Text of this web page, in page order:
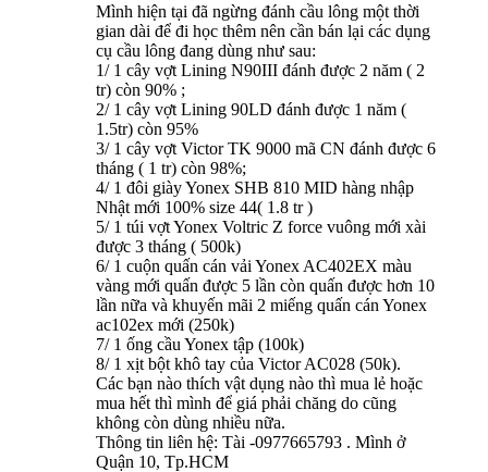
Mình hiện tại đã ngừng đánh cầu lông một thời
gian dài để đi học thêm nên cần bán lại các dụng
cụ cầu lông đang dùng như sau:
1/ 1 cây vợt Lining N90III đánh được 2 năm ( 2
tr) còn 90% ;
2/ 1 cây vợt Lining 90LD đánh được 1 năm (
1.5tr) còn 95%
3/ 1 cây vợt Victor TK 9000 mã CN đánh được 6
tháng ( 1 tr) còn 98%;
4/ 1 đôi giày Yonex SHB 810 MID hàng nhập
Nhật mới 100% size 44( 1.8 tr )
5/ 1 túi vợt Yonex Voltric Z force vuông mới xài
được 3 tháng ( 500k)
6/ 1 cuộn quấn cán vải Yonex AC402EX màu
vàng mới quấn được 5 lần còn quấn được hơn 10
lần nữa và khuyến mãi 2 miếng quấn cán Yonex
ac102ex mới (250k)
7/ 1 ống cầu Yonex tập (100k)
8/ 1 xịt bột khô tay của Victor AC028 (50k).
Các bạn nào thích vật dụng nào thì mua lẻ hoặc
mua hết thì mình để giá phải chăng do cũng
không còn dùng nhiều nữa.
Thông tin liên hệ: Tài -0977665793 . Mình ở
Quận 10, Tp.HCM